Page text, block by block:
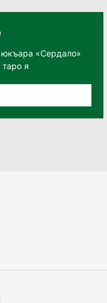
юкъара «Сердало»
таро я